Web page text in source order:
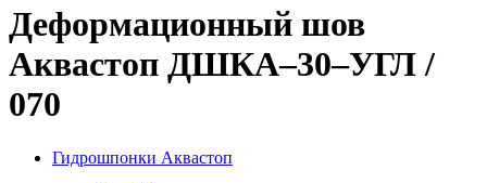
Деформационный шов
Аквастоп ДШКА–30–УГЛ /
070
Гидрошпонки Аквастоп